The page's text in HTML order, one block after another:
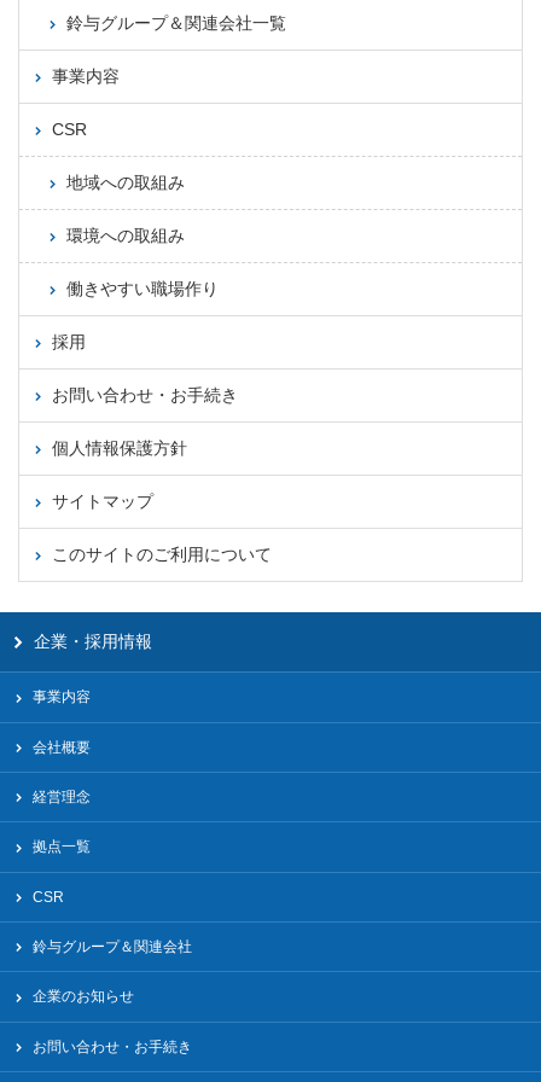
鈴与グループ＆関連会社一覧
事業内容
CSR
地域への取組み
環境への取組み
働きやすい職場作り
採用
お問い合わせ・お手続き
個人情報保護方針
サイトマップ
このサイトのご利用について
企業・採用情報
事業内容
会社概要
経営理念
拠点一覧
CSR
鈴与グループ＆関連会社
企業のお知らせ
お問い合わせ・お手続き